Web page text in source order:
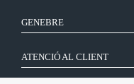
GENEBRE
ATENCIÓ AL CLIENT